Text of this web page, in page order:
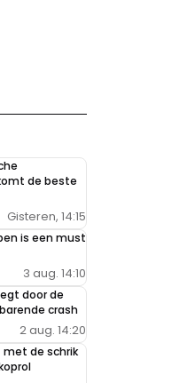
de beste
Gisteren, 14:15
is een must
3 aug. 14:10
door de
crash
2 aug. 14:20
met de schrik